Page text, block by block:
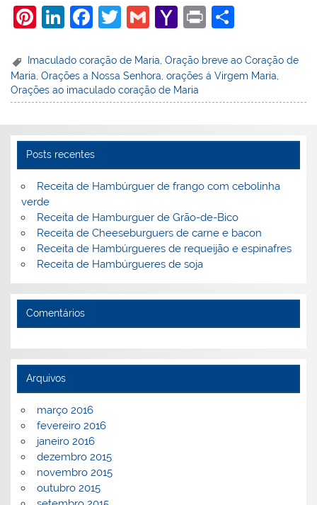
Pi
er
e
st
Li
k
e
dI
F
c
e
b
o
k
T
itt
er
G
ai
l
Y
h
o
o
l
Pr
t
ar
e
Imaculado coração de Maria ,Oração breve ao Coração de
Maria ,Orações a Nossa Senhora ,orações á Virgem Maria
Orações ao imaculado coração de Maria
Posts recentes
Receita de Hambúrguer de frango com cebolinha
verde
Receita de Hamburguer de Grão-de-Bico
Receita de Cheeseburguers de carne e bacon
Receita de Hambúrgueres de requeijão e espinafres
Receita de Hambúrgueres de soja
Comentários
Arquivos
março 2016
fevereiro 2016
janeiro 2016
dezembro 2015
novembro 2015
outubro 2015